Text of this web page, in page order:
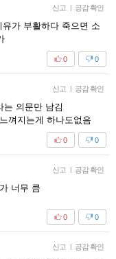
신고 | 공감 확인
가 부활하다 죽으면 소
0
0
신고 | 공감 확인
는 의문만 남김
껴지는게 하나도없음
0
0
신고 | 공감 확인
너무 큼
0
0
신고 | 공감 확인